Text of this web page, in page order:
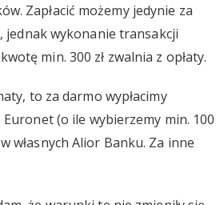
Zapłacić możemy jedynie za
jednak wykonanie transakcji
min. 300 zł zwalnia z opłaty.
to za darmo wypłacimy
(o ile wybierzemy min. 100
własnych Alior Banku. Za inne